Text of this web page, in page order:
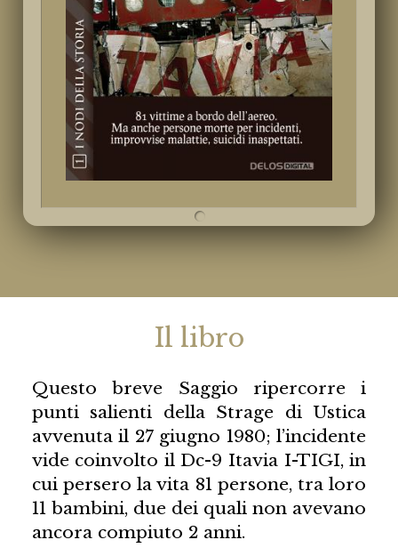
Il libro
Questo breve Saggio ripercorre i
punti salienti della Strage di Ustica
avvenuta il 27 giugno 1980; l’incidente
vide coinvolto il Dc-9 Itavia I-TIGI, in
cui persero la vita 81 persone, tra loro
11 bambini, due dei quali non avevano
ancora compiuto 2 anni.